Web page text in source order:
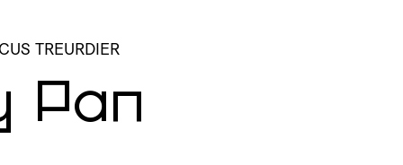
TREURDIER
Pan